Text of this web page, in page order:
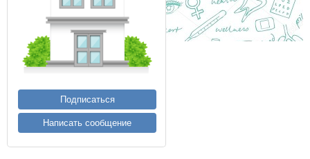
Подписаться
Написать сообщение